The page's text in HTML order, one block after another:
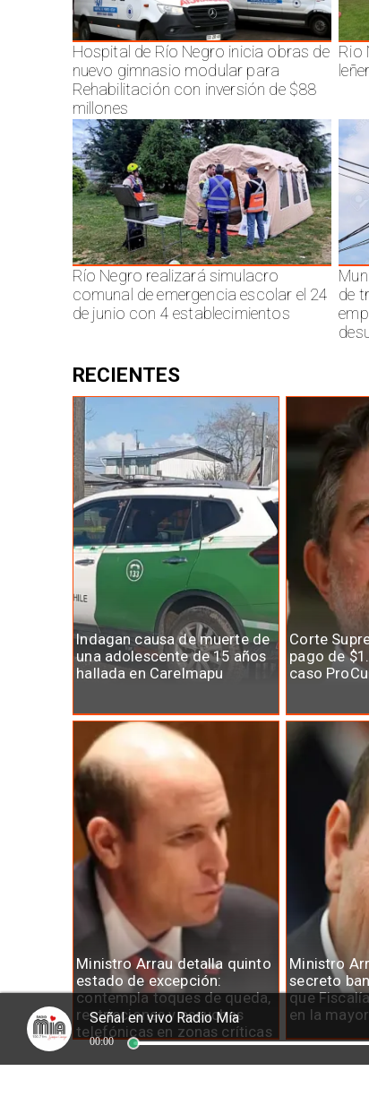
Hospital de Río Negro inicia obras de
nuevo gimnasio modular para
Rehabilitación con inversión de $88
millones
Rio
Río Negro realizará simulacro
comunal de emergencia escolar el 24
de junio con 4 establecimientos
de
Indagan causa de muerte de
una adolescente de 15 años
hallada en Carelmapu
Corte
pago de
caso
Ministro Arrau detalla quinto
estado de excepción:
contempla toques de queda,
restricciones y escuchas
telefónicas en zonas críticas
Ministro
secreto
que
en la
RECIENTES
Señal en vivo Radio Mía
00:00